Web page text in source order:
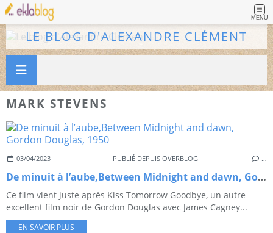
MENU
LE BLOG D'ALEXANDRE CLÉMENT
MARK STEVENS
03/04/2023 PUBLIÉ DEPUIS OVERBLOG …
De minuit à l’aube,Between Midnight and dawn, Gordon Douglas, 1950
Ce film vient juste après Kiss Tomorrow Goodbye, un autre
excellent film noir de Gordon Douglas avec James Cagney...
EN SAVOIR PLUS